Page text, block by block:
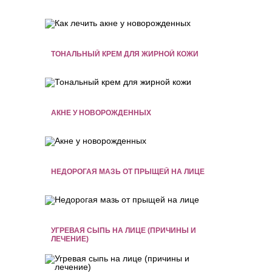
ТОНАЛЬНЫЙ КРЕМ ДЛЯ ЖИРНОЙ КОЖИ
АКНЕ У НОВОРОЖДЕННЫХ
НЕДОРОГАЯ МАЗЬ ОТ ПРЫЩЕЙ НА ЛИЦЕ
УГРЕВАЯ СЫПЬ НА ЛИЦЕ (ПРИЧИНЫ И
ЛЕЧЕНИЕ)